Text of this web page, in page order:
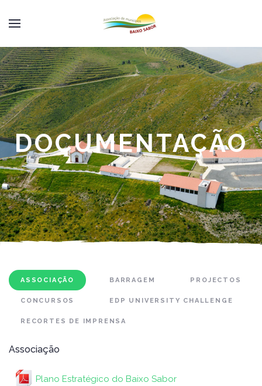
DOCUMENTAÇÃO
ASSOCIAÇÃO BARRAGEM PROJECTOS
CONCURSOS EDP UNIVERSITY CHALLENGE
RECORTES DE IMPRENSA
Associação
Plano Estratégico do Baixo Sabor